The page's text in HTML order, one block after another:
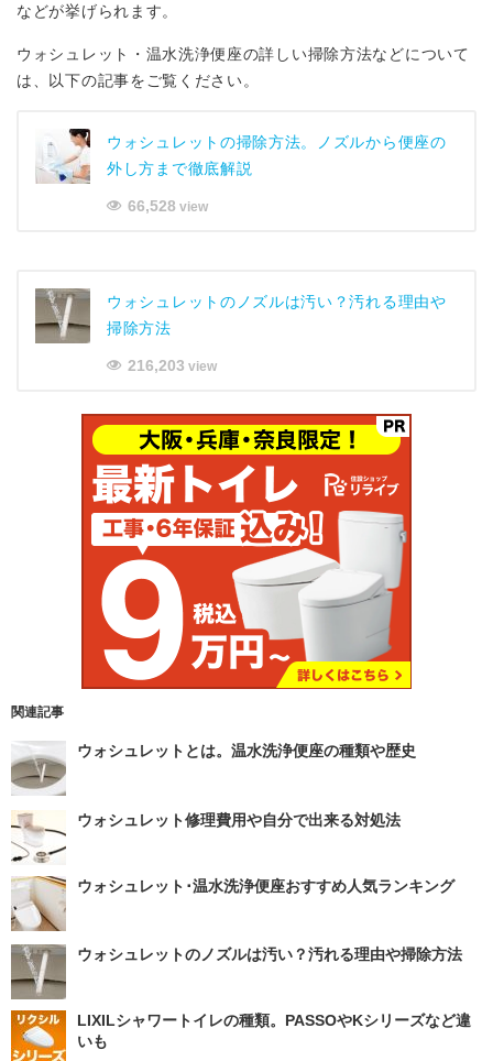
などが挙げられます。
ウォシュレット・温水洗浄便座の詳しい掃除方法などについて
は、以下の記事をご覧ください。
ウォシュレットの掃除方法。ノズルから便座の
外し方まで徹底解説
66,528 view
ウォシュレットのノズルは汚い？汚れる理由や
掃除方法
216,203 view
関連記事
ウォシュレットとは。温水洗浄便座の種類や歴史
ウォシュレット修理費用や自分で出来る対処法
ウォシュレット･温水洗浄便座おすすめ人気ランキング
ウォシュレットのノズルは汚い？汚れる理由や掃除方法
LIXILシャワートイレの種類。PASSOやKシリーズなど違
いも